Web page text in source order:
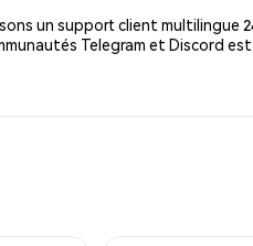
un support client multilingue
Telegram et Discord